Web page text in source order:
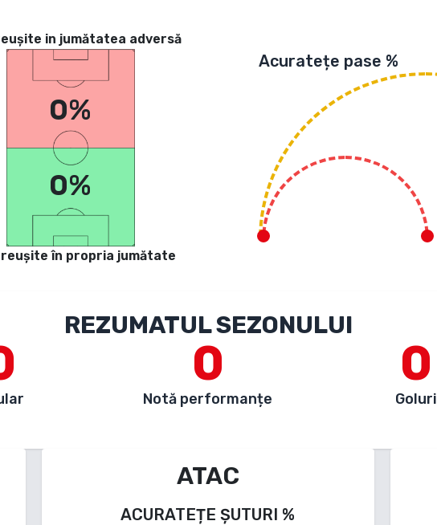
in jumătatea adversă
0%
0%
reușite în propria jumătate
Acuratețe pase %
REZUMATUL SEZONULUI
0
Notă performanțe
0
Goluri
ATAC
ACURATEȚE ȘUTURI %